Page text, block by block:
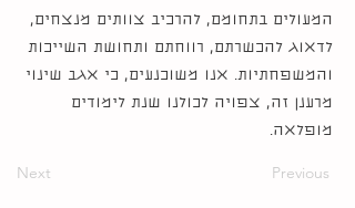
המעולים בתחומם, להרכיב צוותים מנצחים,
לדאוג להכשרתם, רווחתם ותחושת השייכות
והמשפחתיות. אנו משוכנעים, כי אגב שינוי
מרענן זה, צפויה לכולנו שנת לימודים
מופלאה.
Next Previous